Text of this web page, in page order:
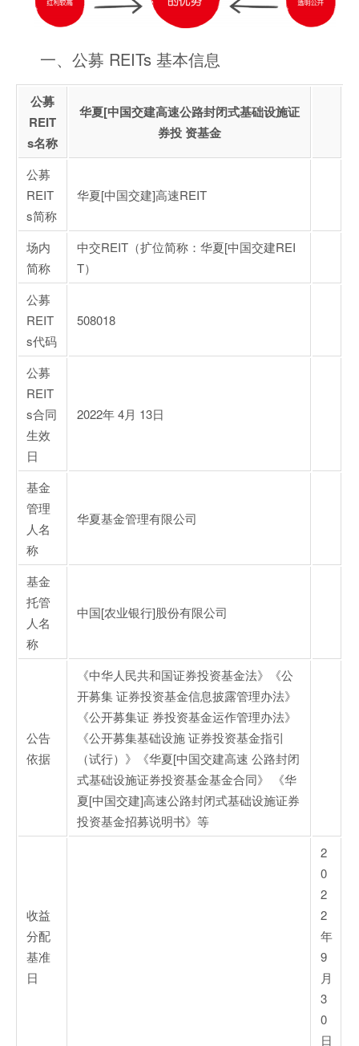
一、公募 REITs 基本信息
公募
REIT
s名称
华夏[中国交建高速公路封闭式基础设施证
券投 资基金
公募
REIT
s简称
华夏[中国交建]高速REIT
场内
简称
中交REIT（扩位简称：华夏[中国交建REI
T）
公募
REIT
s代码
508018
公募
REIT
s合同
生效
日
2022年 4月 13日
基金
管理
人名
称
华夏基金管理有限公司
基金
托管
人名
称
中国[农业银行]股份有限公司
公告
依据
《中华人民共和国证券投资基金法》《公
开募集 证券投资基金信息披露管理办法》
《公开募集证 券投资基金运作管理办法》
《公开募集基础设施 证券投资基金指引
（试行）》《华夏[中国交建高速 公路封闭
式基础设施证券投资基金基金合同》 《华
夏[中国交建]高速公路封闭式基础设施证券
投资基金招募说明书》等
收益
分配
基准
日
2
0
2
2
年
9
月
3
0
日